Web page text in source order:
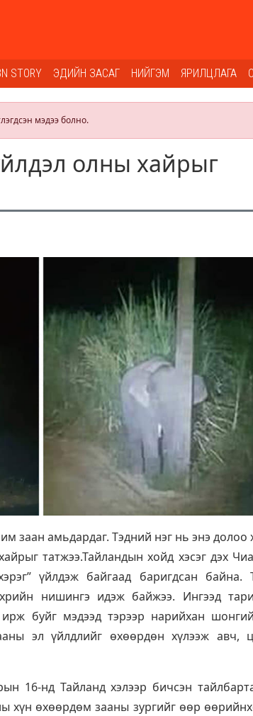
STORY ЭДИЙН ЗАСАГ НИЙГЭМ ЯРИЛЦЛАГА
мэдээ болно.
олны хайрыг
заан амьдардаг. Тэдний нэг нь энэ долоо
татжээ.Тайландын хойд хэсэг дэх
үйлдэж байгаад баригдсан байна.
нишингэ идэж байжээ. Ингээд
ирж буйг мэдээд тэрээр нарийхан
эл үйлдлийг өхөөрдөн хүлээж авч,
16-нд Тайланд хэлээр бичсэн
хүн өхөөрдөм зааны зургийг өөр